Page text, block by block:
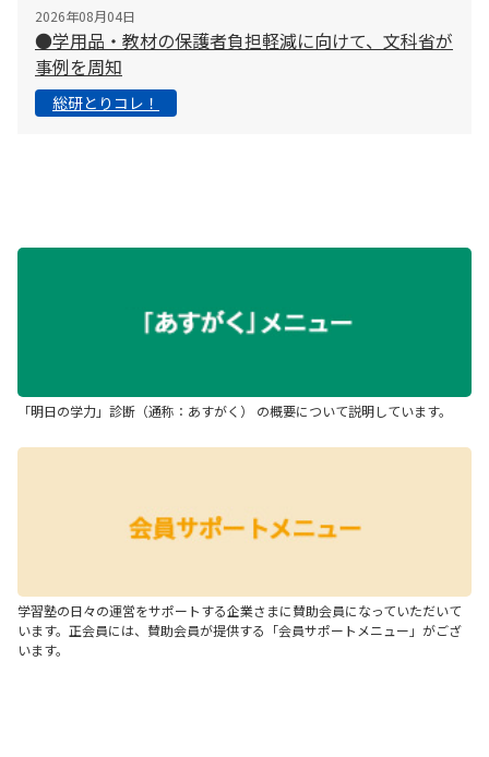
2026年08月04日
●学用品・教材の保護者負担軽減に向けて、文科省が
事例を周知
総研とりコレ！
「明日の学力」診断（通称：あすがく） の概要について説明しています。
学習塾の日々の運営をサポートする企業さまに賛助会員になっていただいて
います。正会員には、賛助会員が提供する「会員サポートメニュー」がござ
います。